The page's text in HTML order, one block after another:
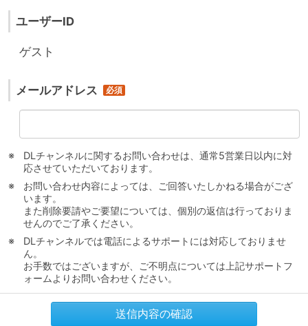
ユーザーID
ゲスト
メールアドレス
DLチャンネルに関するお問い合わせは、通常5営業日以内に対
応させていただいております。
お問い合わせ内容によっては、ご回答いたしかねる場合がござ
います。
また削除要請やご要望については、個別の返信は行っておりま
せんのでご了承ください。
DLチャンネルでは電話によるサポートには対応しておりませ
ん。
お手数ではございますが、ご不明点については上記サポートフ
ォームよりお問い合わせください。
送信内容の確認